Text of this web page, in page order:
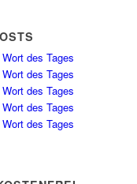
des Tages
des Tages
des Tages
des Tages
des Tages